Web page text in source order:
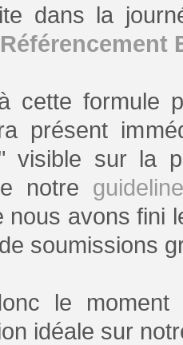
dans la
Référencement
cette formule
présent
visible sur la
notre guideline
nous avons fini
soumissions
le
idéale sur